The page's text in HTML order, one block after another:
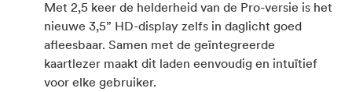
Met 2,5 keer de helderheid van de Pro-versie is het
nieuwe 3,5” HD-display zelfs in daglicht goed
afleesbaar. Samen met de geïntegreerde
kaartlezer maakt dit laden eenvoudig en intuïtief
voor elke gebruiker.